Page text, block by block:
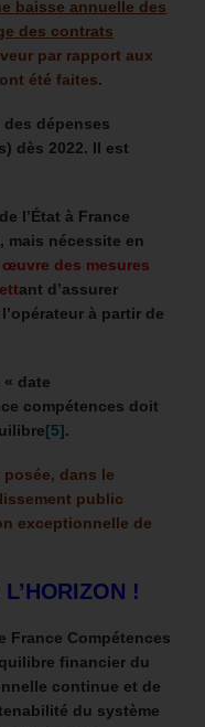
baisse annuelle des
des contrats
par rapport aux
été faites.
dépenses
dès 2022. Il est
l’État à France
mais nécessite en
œuvre des mesures
ant d’assurer
à partir de
date
compétences doit
[5].
dans le
public
exceptionnelle de
!
France Compétences
financier du
continue et de
du système